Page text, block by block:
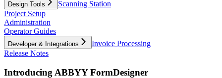
Design Tools
Scanning Station
Project Setup
Administration
Operator Guides
Developer & Integrations
Invoice Processing
Release Notes
Introducing ABBYY FormDesigner